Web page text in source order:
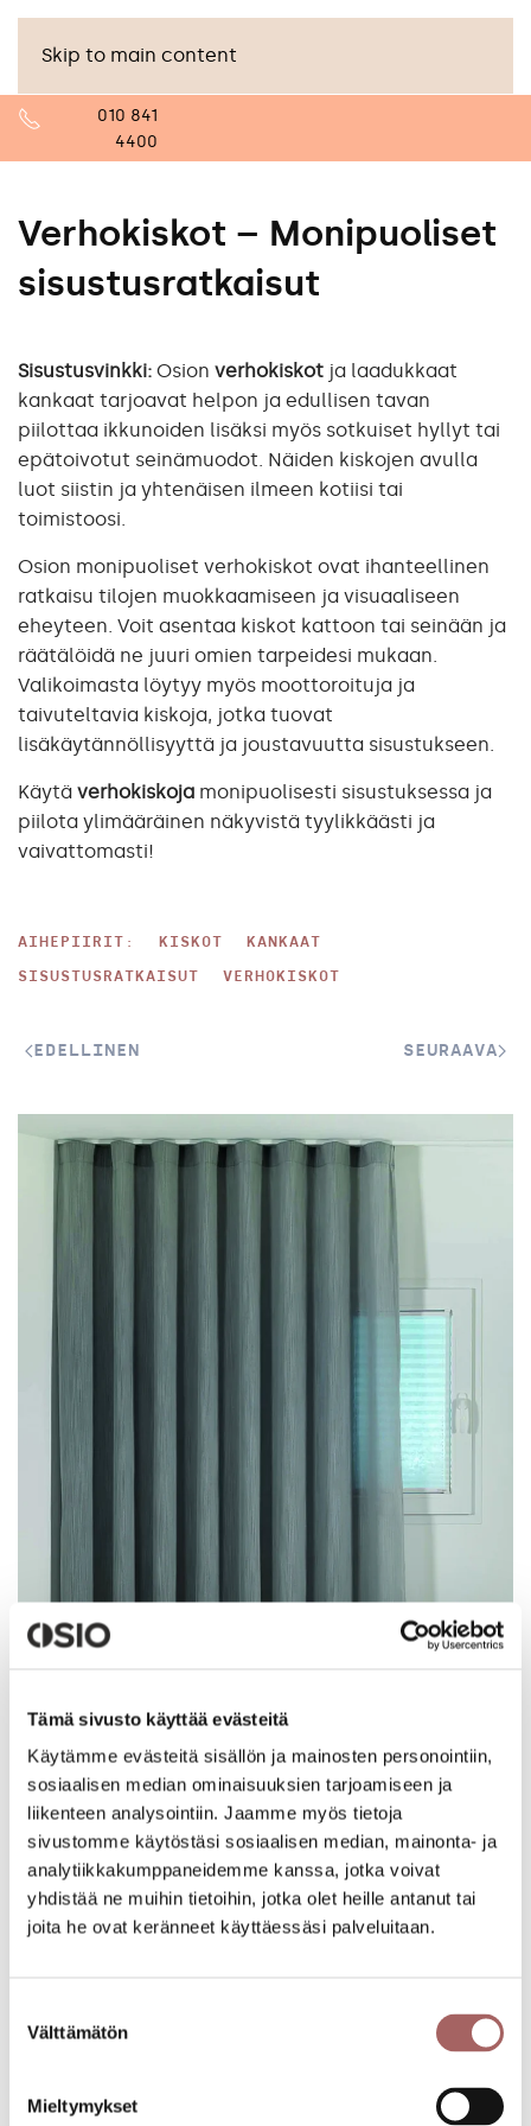
Tämä sivusto käyttää evästeitä
Käytämme evästeitä sisällön ja mainosten personointiin,
sosiaalisen median ominaisuuksien tarjoamiseen ja
liikenteen analysointiin. Jaamme myös tietoja
sivustomme käytöstäsi sosiaalisen median, mainonta- ja
analytiikkakumppaneidemme kanssa, jotka voivat
yhdistää ne muihin tietoihin, jotka olet heille antanut tai
joita he ovat keränneet käyttäessäsi palveluitaan.
valinta
Välttämätön
Mieltymykset
Skip to main content
010 841
4400
Verhokiskot – Monipuoliset
sisustusratkaisut
Sisustusvinkki: Osion verhokiskot ja laadukkaat
kankaat tarjoavat helpon ja edullisen tavan
piilottaa ikkunoiden lisäksi myös sotkuiset hyllyt tai
epätoivotut seinämuodot. Näiden kiskojen avulla
luot siistin ja yhtenäisen ilmeen kotiisi tai
toimistoosi.
Osion monipuoliset verhokiskot ovat ihanteellinen
ratkaisu tilojen muokkaamiseen ja visuaaliseen
eheyteen. Voit asentaa kiskot kattoon tai seinään ja
räätälöidä ne juuri omien tarpeidesi mukaan.
Valikoimasta löytyy myös moottoroituja ja
taivuteltavia kiskoja, jotka tuovat
lisäkäytännöllisyyttä ja joustavuutta sisustukseen.
Käytä verhokiskoja monipuolisesti sisustuksessa ja
piilota ylimääräinen näkyvistä tyylikkäästi ja
vaivattomasti!
AIHEPIIRIT: KISKOT KANKAAT
SISUSTUSRATKAISUT VERHOKISKOT
EDELLINEN SEURAAVA
Lisää aiheesta:
Älykäs kodinohjausjärjestelmä